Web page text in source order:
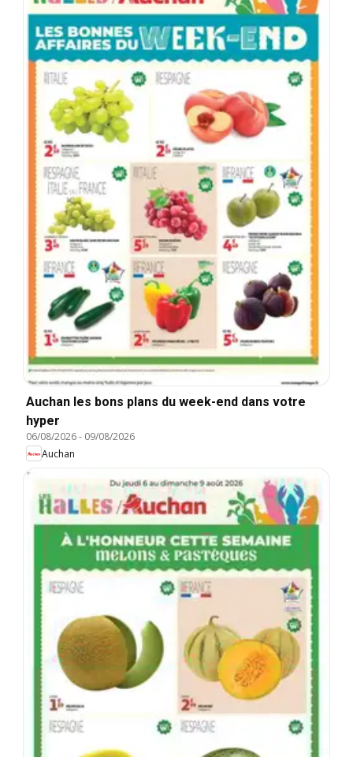
Auchan les bons plans du week-end dans votre
hyper
06/08/2026- 09/08/2026
Auchan